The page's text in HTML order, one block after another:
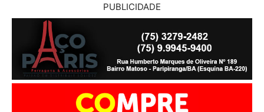
PUBLICIDADE